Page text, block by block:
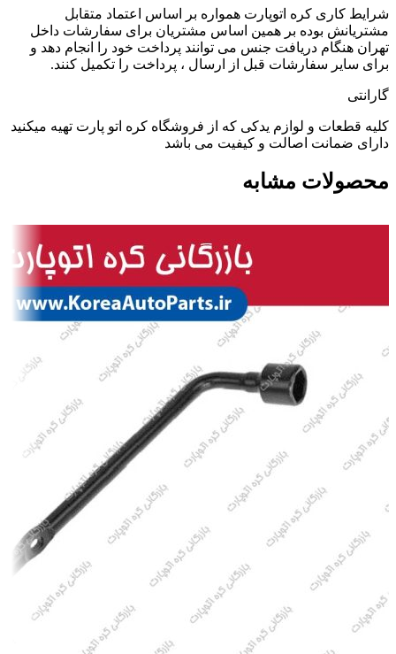
شرایط کاری کره اتوپارت همواره بر اساس اعتماد متقابل
مشتریانش بوده بر همین اساس مشتریان برای سفارشات داخل
تهران هنگام دریافت جنس می توانند پرداخت خود را انجام دهد و
برای سایر سفارشات قبل از ارسال ، پرداخت را تکمیل کنند.
گارانتی
کلیه قطعات و لوازم یدکی که از فروشگاه کره اتو پارت تهیه میکنید
دارای ضمانت اصالت و کیفیت می باشد
محصولات مشابه